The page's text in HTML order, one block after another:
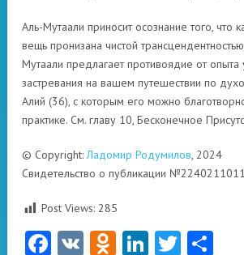
Аль-Мутаали приносит осознание того, что
вещь пронизана чистой
Мутаали предлагает противоядие от опыта
застревания на вашем путешествии по
Алий (36), с которым его можно
практике. См. главу 10, Бесконечное
© Copyright:Ладомир Родумилов, 2024
Свидетельство о публикации
Post Views: 285
Facebook
VK LinkedIn
Twitter